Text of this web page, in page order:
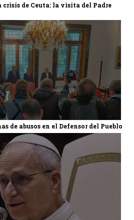
crisis de Ceuta: la visita del Padre
de abusos en el Defensor del Pueblo